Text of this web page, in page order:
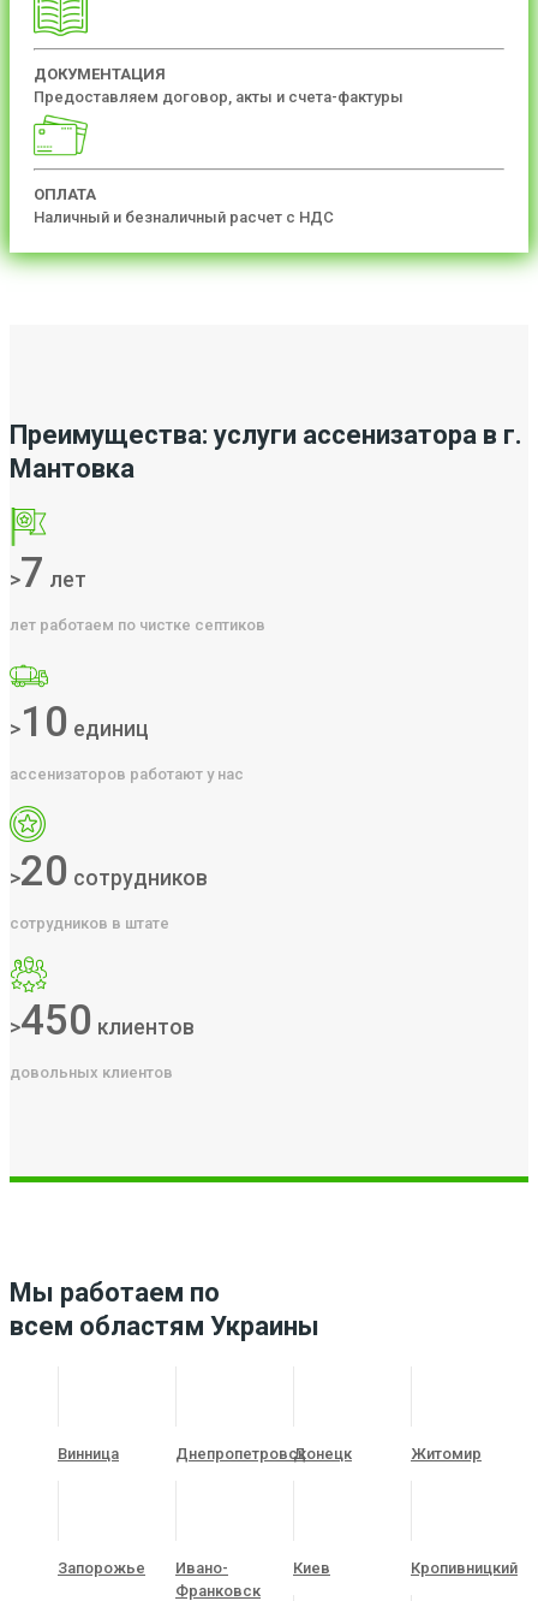
ДОКУМЕНТАЦИЯ
Предоставляем договор, акты и счета-фактуры
ОПЛАТА
Наличный и безналичный расчет с НДС
Преимущества: услуги ассенизатора в г.
Мантовка
>7 лет
лет работаем по чистке септиков
>10 единиц
ассенизаторов работают у нас
>20 сотрудников
сотрудников в штате
>450 клиентов
довольных клиентов
Мы работаем по
всем областям Украины
Винница ДнепропетровскДонецк Житомир
Запорожье
Ивано-
Франковск
Киев Кропивницкий